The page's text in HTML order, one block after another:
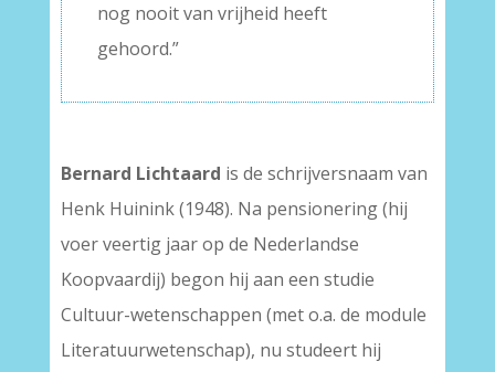
nog nooit van vrijheid heeft
gehoord.”
Bernard Lichtaard is de schrijversnaam van
Henk Huinink (1948). Na pensionering (hij
voer veertig jaar op de Nederlandse
Koopvaardij) begon hij aan een studie
Cultuur-wetenschappen (met o.a. de module
Literatuurwetenschap), nu studeert hij